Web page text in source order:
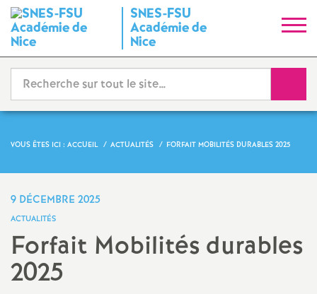
SNES-FSU
Académie de
Nice
y
n
d
i
a
VOUS ÊTES ICI : ACCUEIL ACTUALITÉS FORFAIT MOBILITÉS DURABLES 2025
9 DÉCEMBRE 2025
ACTUALITÉS
Forfait Mobilités durables
2025